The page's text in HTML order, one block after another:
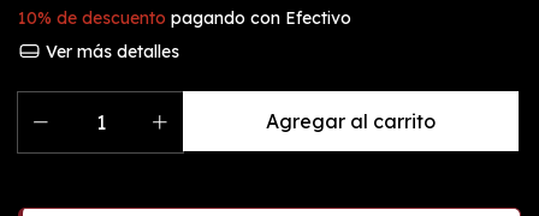
10% de descuento pagando con Efectivo
Ver más detalles